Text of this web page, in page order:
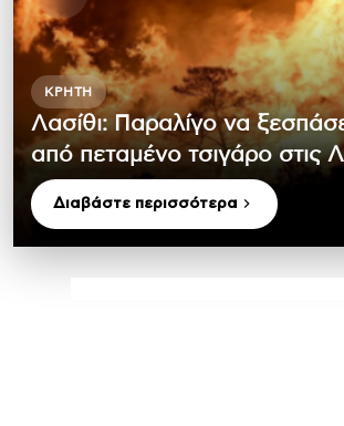
ΚΡΉΤΗ
Λασίθι: Παραλίγο να
από πεταμένο τσιγάρο στις
Διαβάστε περισσότερα